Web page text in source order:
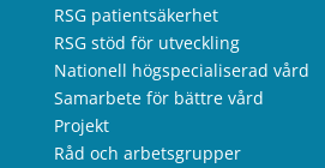
RSG patientsäkerhet
RSG stöd för utveckling
Nationell högspecialiserad vård
Samarbete för bättre vård
Projekt
Råd och arbetsgrupper